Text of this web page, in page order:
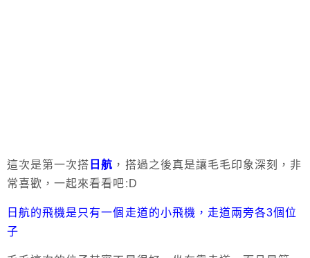
這次是第一次搭 日航 ，搭過之後真是讓毛毛印象深刻，非
常喜歡，一起來看看吧:D
日航的飛機是只有一個走道的小飛機，走道兩旁各3個位
子